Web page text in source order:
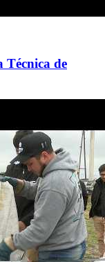
Técnica de